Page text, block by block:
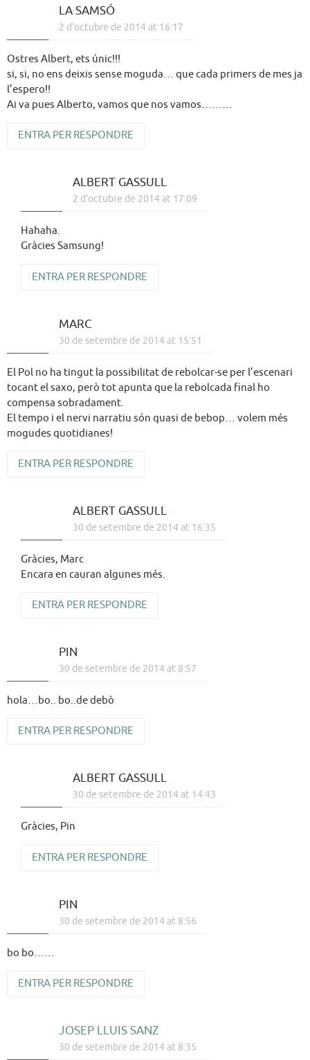
LA SAMSÓ
2 d'octubre de 2014 at 16:17
Ostres Albert, ets únic!!!
si, si, no ens deixis sense moguda… que cada primers de mes ja
l’espero!!
Ai va pues Alberto, vamos que nos vamos………
ENTRA PER RESPONDRE
ALBERT GASSULL
2 d'octubre de 2014 at 17:09
Hahaha.
Gràcies Samsung!
ENTRA PER RESPONDRE
MARC
30 de setembre de 2014 at 15:51
El Pol no ha tingut la possibilitat de rebolcar-se per l’escenari
tocant el saxo, però tot apunta que la rebolcada final ho
compensa sobradament.
El tempo i el nervi narratiu són quasi de bebop… volem més
mogudes quotidianes!
ENTRA PER RESPONDRE
ALBERT GASSULL
30 de setembre de 2014 at 16:35
Gràcies, Marc
Encara en cauran algunes més.
ENTRA PER RESPONDRE
PIN
30 de setembre de 2014 at 8:57
hola…bo.. bo..de debò
ENTRA PER RESPONDRE
ALBERT GASSULL
30 de setembre de 2014 at 14:43
Gràcies, Pin
ENTRA PER RESPONDRE
PIN
30 de setembre de 2014 at 8:56
bo bo……
ENTRA PER RESPONDRE
JOSEP LLUIS SANZ
30 de setembre de 2014 at 8:35